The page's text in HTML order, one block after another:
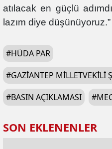
atılacak en güçlü
lazım diye
#HÜDA PAR
#GAZIANTEP MILLETVEKILI
#BASIN AÇIKLAMASI #
SON EKLENENLER